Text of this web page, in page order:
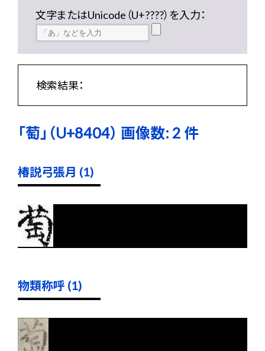
文字またはUnicode（U+????）を入力：
検索結果：
「萄」（U+8404） 画像数: 2 件
椿説弓張月 (1)
物類称呼 (1)